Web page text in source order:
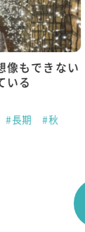
像もできない
いる
#長期
#秋